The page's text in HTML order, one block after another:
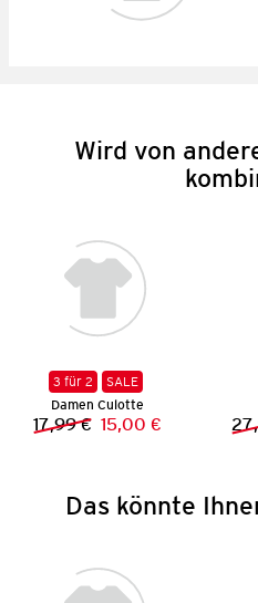
Wird von
3 für 2
SALE
Damen Culotte
Vorheriger Preis:
17,99 € Neuer Preis:
15,00 €
Das könnte